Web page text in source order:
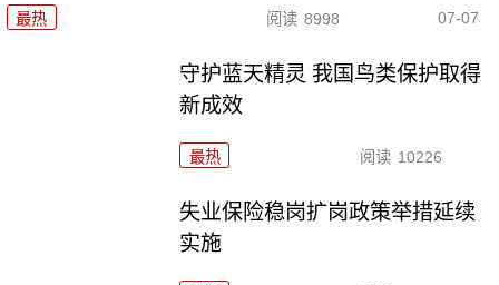
最热 阅读 8998 07-07
守护蓝天精灵 我国鸟类保护取得
新成效
最热 阅读 10226
失业保险稳岗扩岗政策举措延续
实施